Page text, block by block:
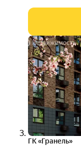
ГК «Гранель»